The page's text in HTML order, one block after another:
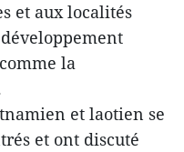
et aux localités
développement
la
et laotien se
et ont discuté